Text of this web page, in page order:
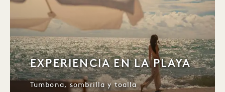
EXPERIENCIA EN LA PLAYA
Tumbona, sombrilla y toalla